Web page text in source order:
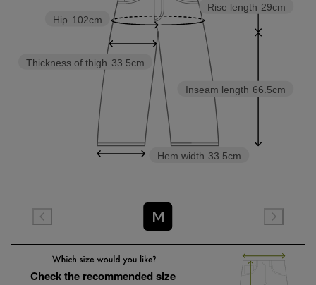
Inseam length 66.5cm
Rise length 29cm
Hem width 33.5cm
Thickness of thigh 33.5cm
Hip 102cm
M
Check the recommended size